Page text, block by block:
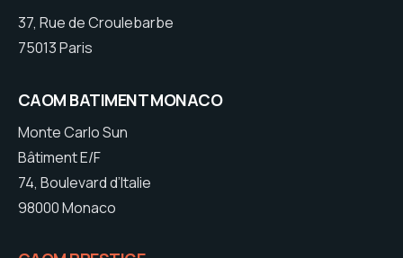
37, Rue de Croulebarbe
75013 Paris
CAOM BATIMENT MONACO
Monte Carlo Sun
Bâtiment E/F
74, Boulevard d’Italie
98000 Monaco